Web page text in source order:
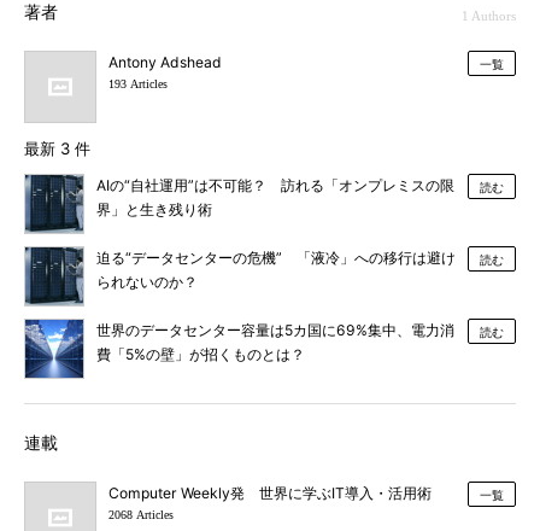
著者 1 Authors
Antony Adshead
193 Articles
一覧
最新 3 件
AIの“自社運用”は不可能？ 訪れる「オンプレミスの限
界」と生き残り術
読む
迫る“データセンターの危機” 「液冷」への移行は避け
られないのか？
読む
世界のデータセンター容量は5カ国に69%集中、電力消
費「5%の壁」が招くものとは？
読む
連載
Computer Weekly発 世界に学ぶIT導入・活用術
2068 Articles
一覧